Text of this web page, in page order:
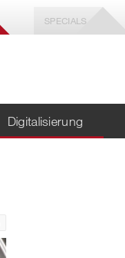
SPECIALS
Digitalisierung